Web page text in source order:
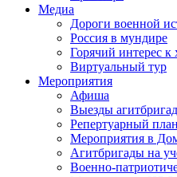
Медиа
Дороги военной
Россия в мундире
Горячий интерес
Виртуальный тур
Мероприятия
Афиша
Выезды агитбригад
Репертуарный план
Мероприятия в
Агитбригады на
Военно-